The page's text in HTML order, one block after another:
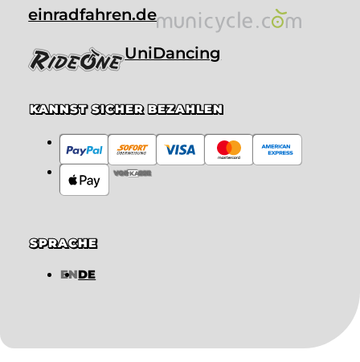
einradfahren.de
UniDancing
KANNST SICHER BEZAHLEN
VORKASSE
SPRACHE
ENDE